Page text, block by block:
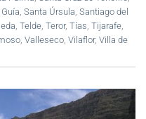
Santa Úrsula Santiago del
Telde Teror, Tías Tijarafe
Valleseco Vilaflor, Villa de